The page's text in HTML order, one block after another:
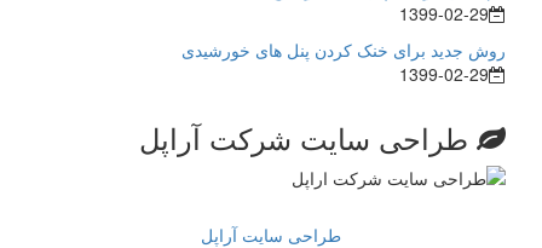
1399-02-29
روش جدید برای خنک کردن پنل های خورشیدی
1399-02-29
طراحی سایت شرکت آراپل
طراحی سایت آراپل